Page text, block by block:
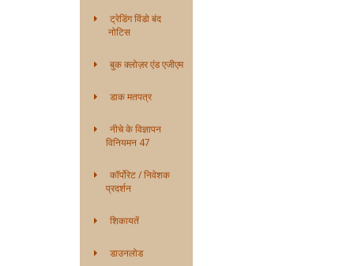
ट्रेडिंग विंडो बंद
नोटिस
बुक क्लोज़र एंड एजीएम
डाक मतपत्र
नीचे के विज्ञापन
विनियमन 47
कॉर्पोरेट / निवेशक
प्रदर्शन
शिकायतें
डाउनलोड